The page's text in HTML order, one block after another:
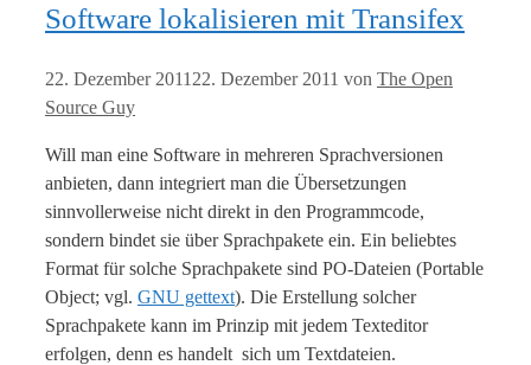
Software lokalisieren mit Transifex
22. Dezember 2011 22. Dezember 2011 von The Open
Source Guy
Will man eine Software in mehreren Sprachversionen
anbieten, dann integriert man die Übersetzungen
sinnvollerweise nicht direkt in den Programmcode,
sondern bindet sie über Sprachpakete ein. Ein beliebtes
Format für solche Sprachpakete sind PO-Dateien (Portable
Object; vgl. GNU gettext). Die Erstellung solcher
Sprachpakete kann im Prinzip mit jedem Texteditor
erfolgen, denn es handelt sich um Textdateien.